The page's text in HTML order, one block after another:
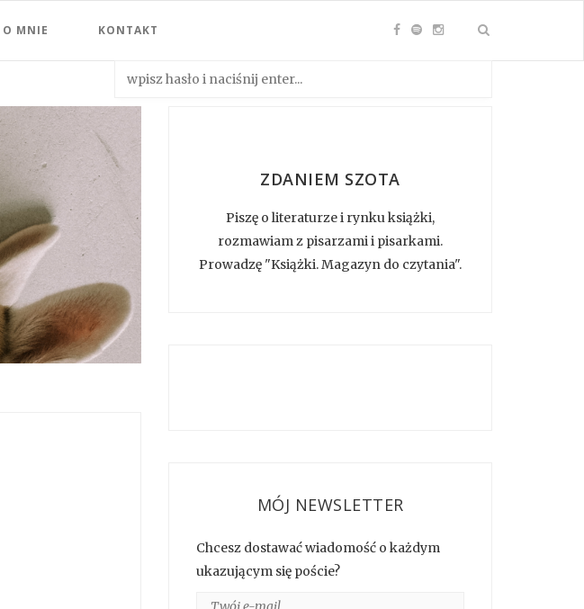
O MNIE KONTAKT
ZDANIEM SZOTA
Piszę o literaturze i rynku książki,
rozmawiam z pisarzami i pisarkami.
Prowadzę "Książki. Magazyn do czytania".
MÓJ NEWSLETTER
Chcesz dostawać wiadomość o każdym
ukazującym się poście?